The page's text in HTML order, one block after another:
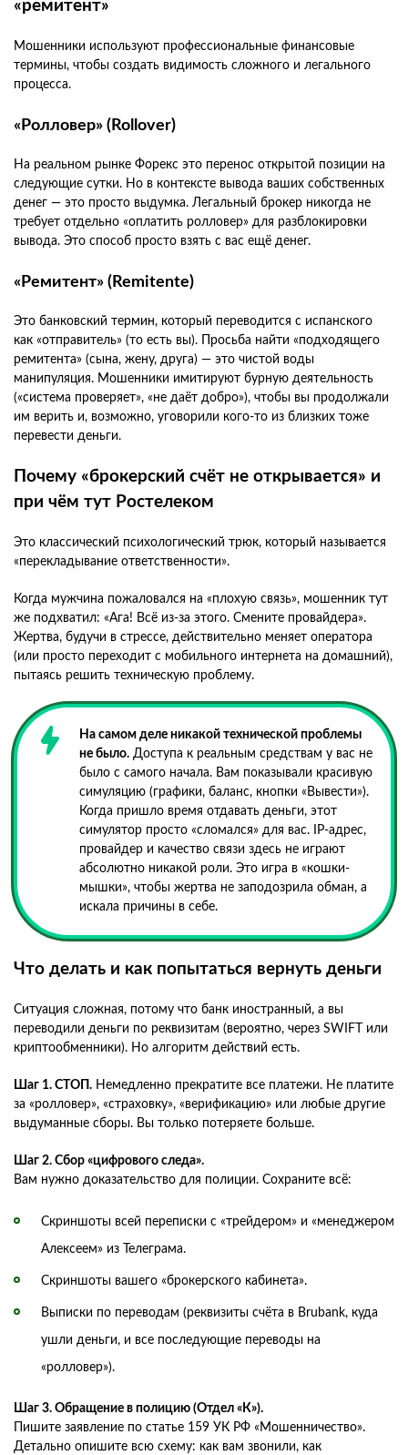
«ремитент»
Мошенники используют профессиональные финансовые
термины, чтобы создать видимость сложного и легального
процесса.
«Ролловер» (Rollover)
На реальном рынке Форекс это перенос открытой позиции на
следующие сутки. Но в контексте вывода ваших собственных
денег — это просто выдумка. Легальный брокер никогда не
требует отдельно «оплатить ролловер» для разблокировки
вывода. Это способ просто взять с вас ещё денег.
«Ремитент» (Remitente)
Это банковский термин, который переводится с испанского
как «отправитель» (то есть вы). Просьба найти «подходящего
ремитента» (сына, жену, друга) — это чистой воды
манипуляция. Мошенники имитируют бурную деятельность
(«система проверяет», «не даёт добро»), чтобы вы продолжали
им верить и, возможно, уговорили кого-то из близких тоже
перевести деньги.
Почему «брокерский счёт не открывается» и
при чём тут Ростелеком
Это классический психологический трюк, который называется
«перекладывание ответственности».
Когда мужчина пожаловался на «плохую связь», мошенник тут
же подхватил: «Ага! Всё из-за этого. Смените провайдера».
Жертва, будучи в стрессе, действительно меняет оператора
(или просто переходит с мобильного интернета на домашний),
пытаясь решить техническую проблему.
На самом деле никакой технической проблемы
не было. Доступа к реальным средствам у вас не
было с самого начала. Вам показывали красивую
симуляцию (графики, баланс, кнопки «Вывести»).
Когда пришло время отдавать деньги, этот
симулятор просто «сломался» для вас. IP-адрес,
провайдер и качество связи здесь не играют
абсолютно никакой роли. Это игра в «кошки-
мышки», чтобы жертва не заподозрила обман, а
искала причины в себе.
Что делать и как попытаться вернуть деньги
Ситуация сложная, потому что банк иностранный, а вы
переводили деньги по реквизитам (вероятно, через SWIFT или
криптообменники). Но алгоритм действий есть.
Шаг 1. СТОП. Немедленно прекратите все платежи. Не платите
за «ролловер», «страховку», «верификацию» или любые другие
выдуманные сборы. Вы только потеряете больше.
Шаг 2. Сбор «цифрового следа».
Вам нужно доказательство для полиции. Сохраните всё:
Скриншоты всей переписки с «трейдером» и «менеджером
Алексеем» из Телеграма.
Скриншоты вашего «брокерского кабинета».
Выписки по переводам (реквизиты счёта в Brubank, куда
ушли деньги, и все последующие переводы на
«ролловер»).
Шаг 3. Обращение в полицию (Отдел «К»).
Пишите заявление по статье 159 УК РФ «Мошенничество».
Детально опишите всю схему: как вам звонили, как